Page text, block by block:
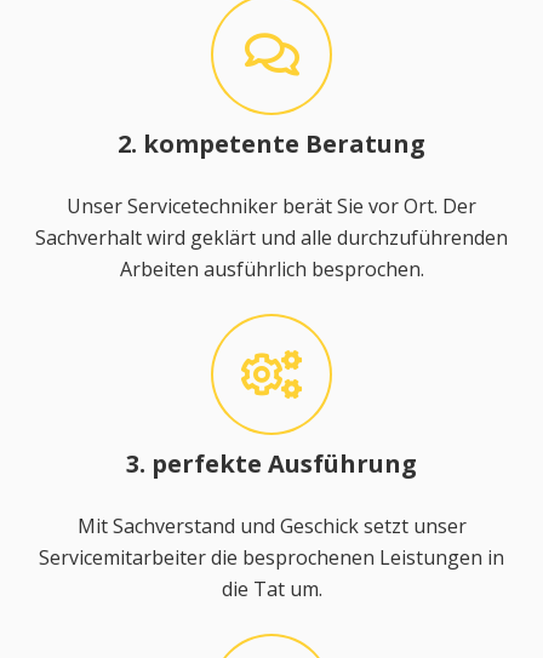
2. kompetente Beratung
Unser Servicetechniker berät Sie vor Ort. Der
Sachverhalt wird geklärt und alle durchzuführenden
Arbeiten ausführlich besprochen.
3. perfekte Ausführung
Mit Sachverstand und Geschick setzt unser
Servicemitarbeiter die besprochenen Leistungen in
die Tat um.